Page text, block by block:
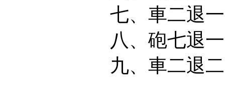
七、車二退
八、砲七退
九、車二退